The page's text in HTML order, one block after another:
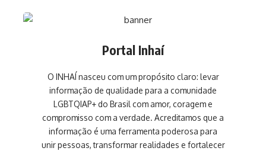
Portal Inhaí
O INHAÍ nasceu com um propósito claro: levar
informação de qualidade para a comunidade
LGBTQIAP+ do Brasil com amor, coragem e
compromisso com a verdade. Acreditamos que a
informação é uma ferramenta poderosa para
unir pessoas, transformar realidades e fortalecer